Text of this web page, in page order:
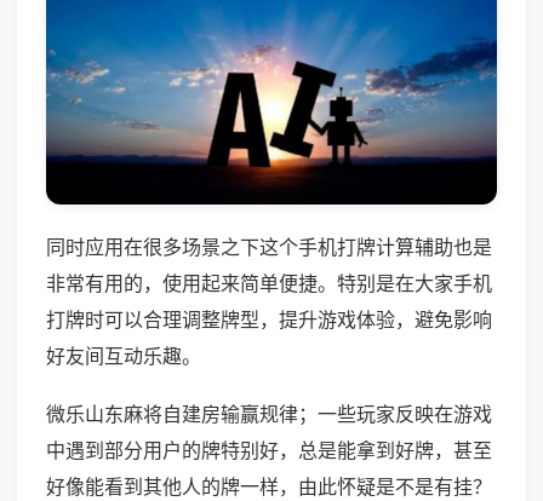
同时应用在很多场景之下这个手机打牌计算辅助也是
非常有用的，使用起来简单便捷。特别是在大家手机
打牌时可以合理调整牌型，提升游戏体验，避免影响
好友间互动乐趣。
微乐山东麻将自建房输赢规律；一些玩家反映在游戏
中遇到部分用户的牌特别好，总是能拿到好牌，甚至
好像能看到其他人的牌一样，由此怀疑是不是有挂？